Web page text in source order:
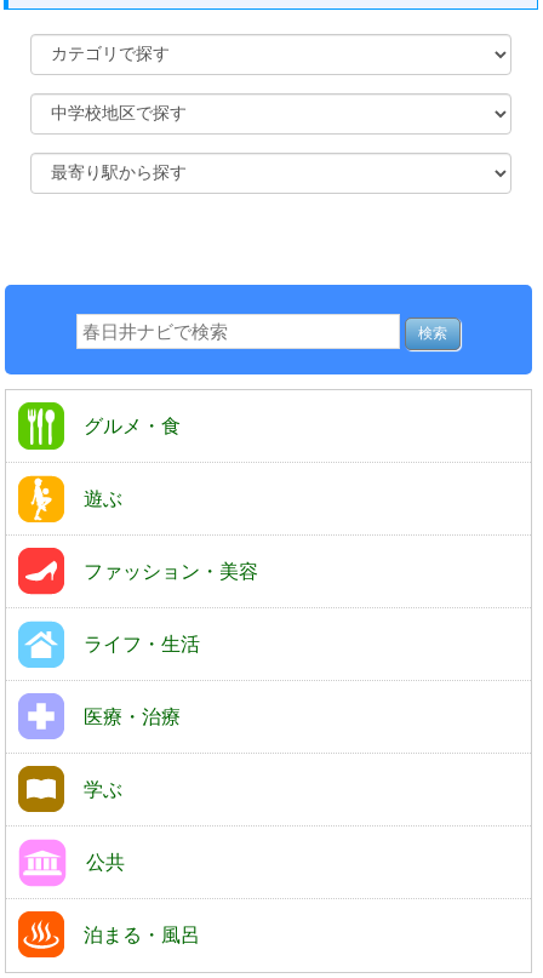
グルメ・食
遊ぶ
ファッション・美容
ライフ・生活
医療・治療
学ぶ
公共
泊まる・風呂